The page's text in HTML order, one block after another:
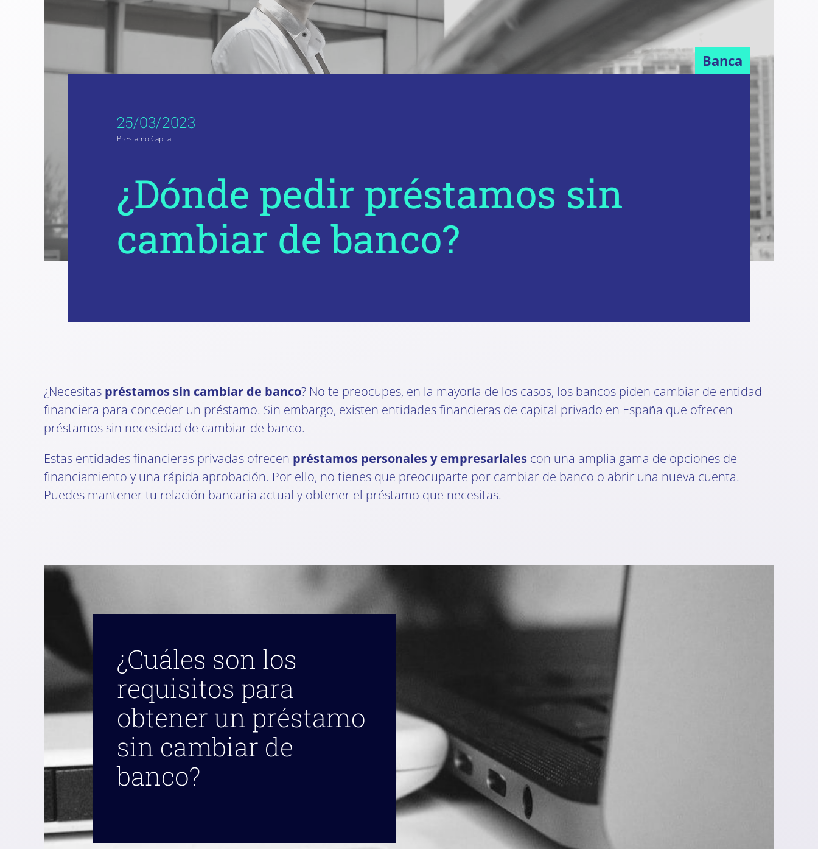
Banca
25/03/2023
Prestamo Capital
¿Dónde pedir préstamos sin
cambiar de banco?
¿Necesitas préstamos sin cambiar de banco? No te preocupes, en la mayoría de los casos, los bancos piden cambiar de entidad
financiera para conceder un préstamo. Sin embargo, existen entidades financieras de capital privado en España que ofrecen
préstamos sin necesidad de cambiar de banco.
Estas entidades financieras privadas ofrecen préstamos personales y empresarialescon una amplia gama de opciones de
financiamiento y una rápida aprobación. Por ello, no tienes que preocuparte por cambiar de banco o abrir una nueva cuenta.
Puedes mantener tu relación bancaria actual y obtener el préstamo que necesitas.
¿Cuáles son los
requisitos para
obtener un préstamo
sin cambiar de
banco?